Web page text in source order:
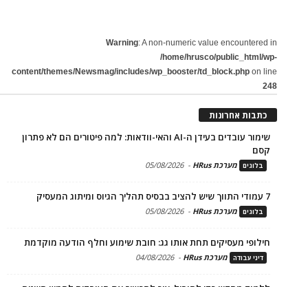
Warning: A non-numeric value encountered in
/home/hrusco/public_html/wp-
content/themes/Newsmag/includes/wp_booster/td_block.php on line
248
כתבות אחרונות
שימור עובדים בעידן ה-AI והאי-וודאות: למה פיטורים הם לא פתרון
קסם
בלוגים מערכת HRus -
05/08/2026
7 עמודי התווך שיש להציב בבסיס תהליך הגיוס ומיתוג המעסיק
בלוגים מערכת HRus -
05/08/2026
חילופי מעסיקים תחת אותו גג: חובת שימוע וחלף הודעה מוקדמת
דיני עבודה מערכת HRus -
04/08/2026